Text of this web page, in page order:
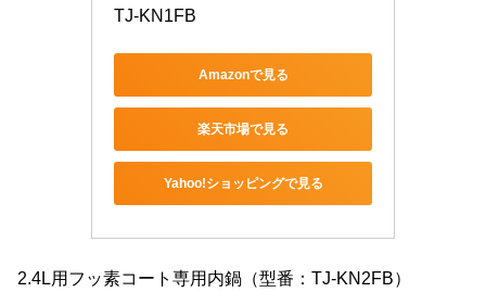
TJ-KN1FB
Amazonで見る
楽天市場で見る
Yahoo!ショッピングで見る
2.4L用フッ素コート専用内鍋（型番：TJ-KN2FB）